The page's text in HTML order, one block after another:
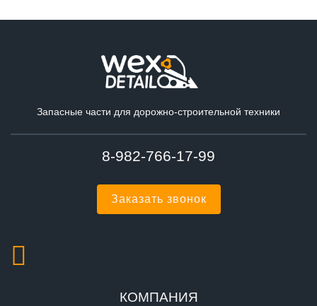
Запасные части для дорожно-строительной техники
8-982-766-17-99
Заказать звонок
КОМПАНИЯ